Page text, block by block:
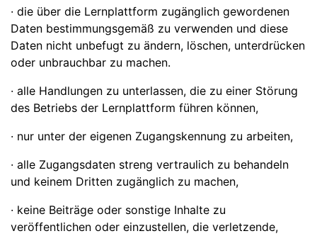
· die über die Lernplattform zugänglich gewordenen
Daten bestimmungsgemäß zu verwenden und diese
Daten nicht unbefugt zu ändern, löschen, unterdrücken
oder unbrauchbar zu machen.
· alle Handlungen zu unterlassen, die zu einer Störung
des Betriebs der Lernplattform führen können,
· nur unter der eigenen Zugangskennung zu arbeiten,
· alle Zugangsdaten streng vertraulich zu behandeln
und keinem Dritten zugänglich zu machen,
· keine Beiträge oder sonstige Inhalte zu
veröffentlichen oder einzustellen, die verletzende,